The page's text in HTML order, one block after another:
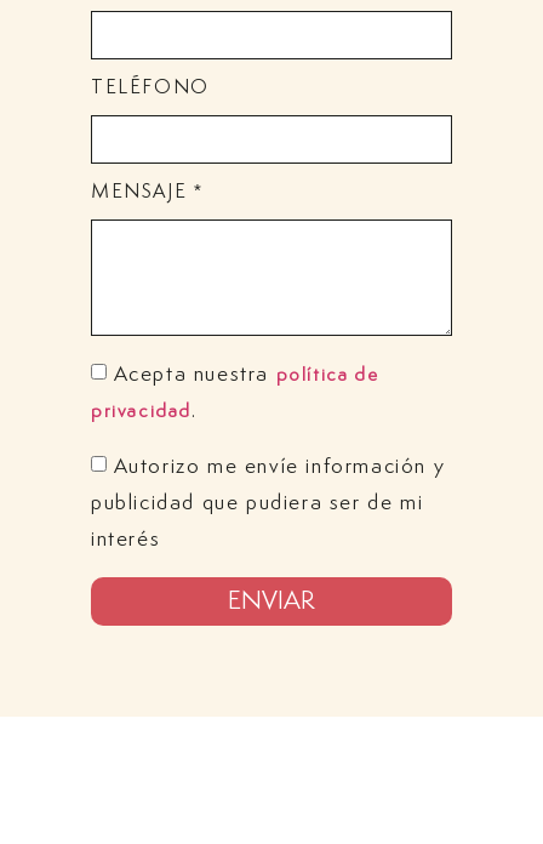
TELÉFONO
MENSAJE *
Acepta nuestra
política de
privacidad .
Autorizo me envíe información y
publicidad que pudiera ser de mi
interés
ENVIAR